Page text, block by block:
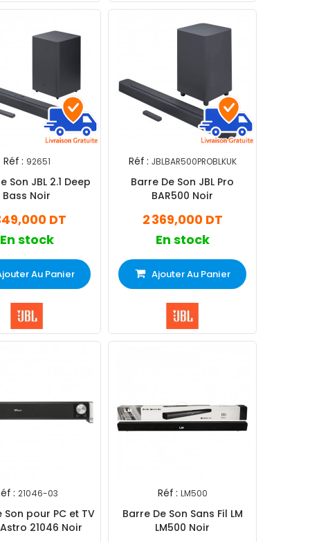
Réf : 92651
Son JBL 2.1 Deep
Bass Noir
DT
En stock
Au Panier
Réf : JBLBAR500PROBLKUK
Barre De Son JBL Pro
BAR500 Noir
2 369,000 DT
En stock
Ajouter Au Panier
: 21046-03
Son pour PC et TV
21046 Noir
Réf : LM500
Barre De Son Sans Fil LM
LM500 Noir